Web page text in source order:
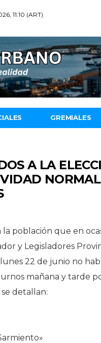
11:10 (ART)
GREMIALES
A LA
población que en
y Legisladores
22 de junio no
mañana y
detallan: